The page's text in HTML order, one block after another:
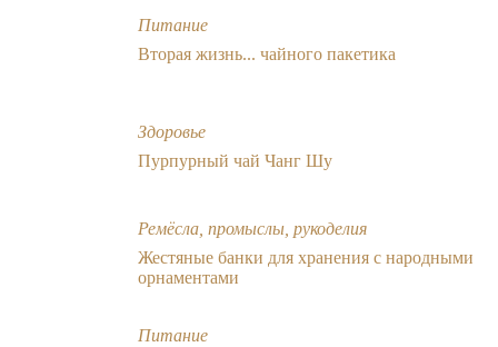
Питание
Вторая жизнь... чайного пакетика
Здоровье
Пурпурный чай Чанг Шу
Ремёсла, промыслы, рукоделия
Жестяные банки для хранения с народными
орнаментами
Питание